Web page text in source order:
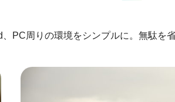
PC周りの環境をシンプルに。無駄を